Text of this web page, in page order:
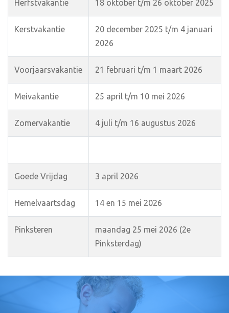
Herfstvakantie 18 oktober t/m 26 oktober 2025
Kerstvakantie
20 december 2025 t/m 4 januari
2026
Voorjaarsvakantie 21 februari t/m 1 maart 2026
Meivakantie 25 april t/m 10 mei 2026
Zomervakantie 4 juli t/m 16 augustus 2026
Goede Vrijdag 3 april 2026
Hemelvaartsdag 14 en 15 mei 2026
Pinksteren
maandag 25 mei 2026 (2e
Pinksterdag)